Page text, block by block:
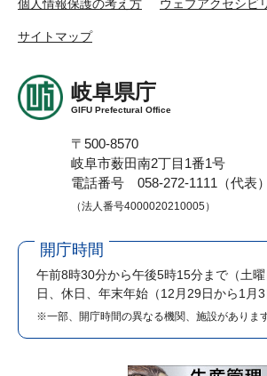
個人情報保護の考え方 ウェブアクセシビ
サイトマップ
岐阜県庁
GIFU Prefectural Office
〒500-8570
岐阜市薮田南2丁目1番1号
電話番号 058-272-1111（代表）
（法人番号4000020210005）
開庁時間
午前8時30分から午後5時15分まで （土
日、休日、年末年始（12月29日から1月3
※一部、開庁時間の異なる機関、施設があります